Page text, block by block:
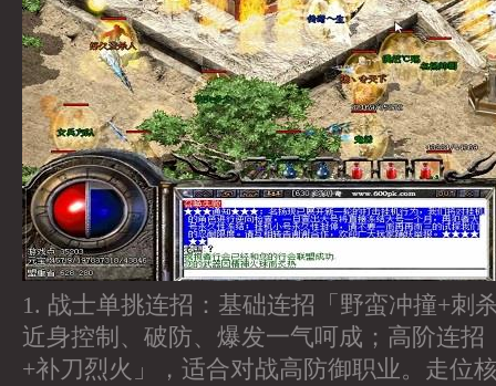
1. 战士单挑连招：基础连招「野蛮冲撞+刺
近身控制、破防、爆发一气呵成；高阶连招
+补刀烈火」，适合对战高防御职业。走位